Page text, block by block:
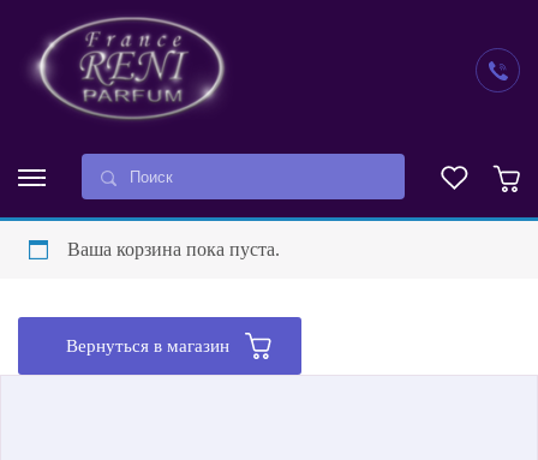
Ваша корзина пока пуста.
Вернуться в магазин